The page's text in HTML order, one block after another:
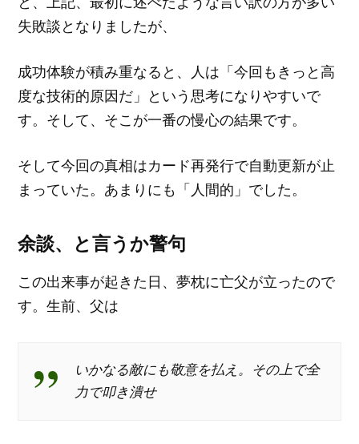
失敗談となりましたが、
成功体験が積み重なると、人は「今回もきっと高
度な技術的原因だ」という思考になりやすいで
す。そして、そこが一番の慢心の結果です。
そして今回の真相はカード再発行で自動更新が止
まっていた。あまりにも「人間的」でした。
余談、と言うか警句
この出来事が起きた日、夢枕に亡父が立ったので
す。生前、父は
いかなる敵にも敬意を払え。その上で全
力で叩き潰せ